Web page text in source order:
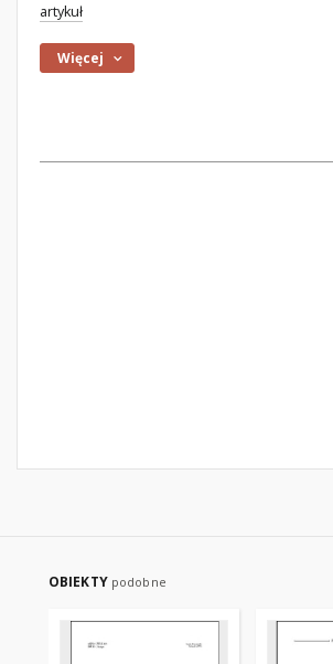
artykuł
Więcej
OBIEKTY podobne